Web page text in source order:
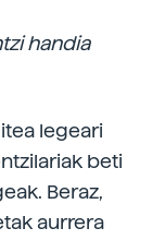
handia
legeari
beti
Beraz,
aurrera